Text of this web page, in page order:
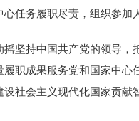
任务履职尽责，组织参加
摇坚持中国共产党的领导
职成果服务党和国家中
社会主义现代化国家贡献